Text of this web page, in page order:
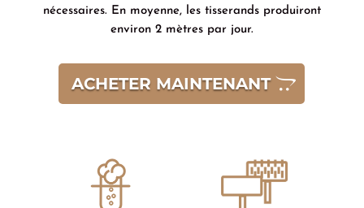
nécessaires. En moyenne, les tisserands produiront
environ 2 mètres par jour.
ACHETER MAINTENANT